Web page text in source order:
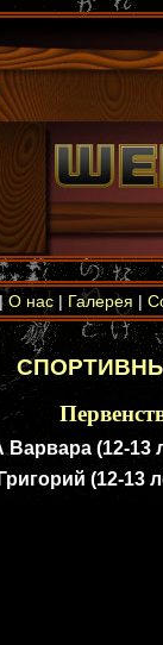
О нас | Галерея |
(12-13
(12-13